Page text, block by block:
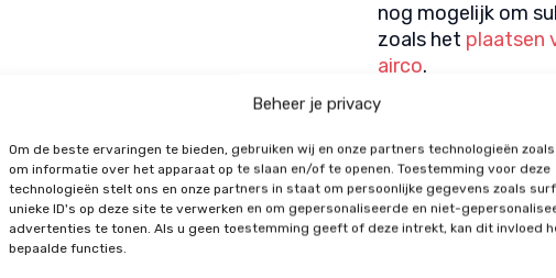
Beheer je privacy
Om de beste ervaringen te bieden, gebruiken wij en onze partners technologieën
om informatie over het apparaat op te slaan en/of te openen. Toestemming voor deze
technologieën stelt ons en onze partners in staat om persoonlijke gegevens zoals
unieke ID's op deze site te verwerken en om gepersonaliseerde en niet-
advertenties te tonen. Als u geen toestemming geeft of deze intrekt, kan dit invloed
bepaalde functies.
nog mogelijk om
zoals het plaatsen
airco.
Een
maar ook voor te
het mogelijk om
Direct een aanvraag